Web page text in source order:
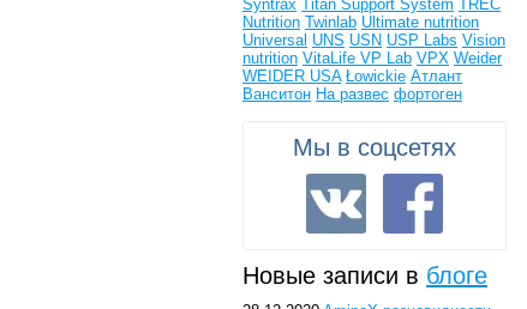
Syntrax Titan Support System TREC
Nutrition Twinlab Ultimate nutrition
Universal UNS USN USP Labs Vision
nutrition VitaLife VP Lab VPX Weider
WEIDER USA Łowickie Атлант
Ванситон На развес фортоген
Мы в соцсетях
Новые записи в блоге